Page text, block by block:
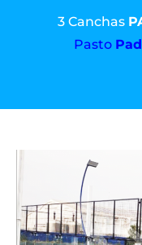
3 Canchas
Pasto